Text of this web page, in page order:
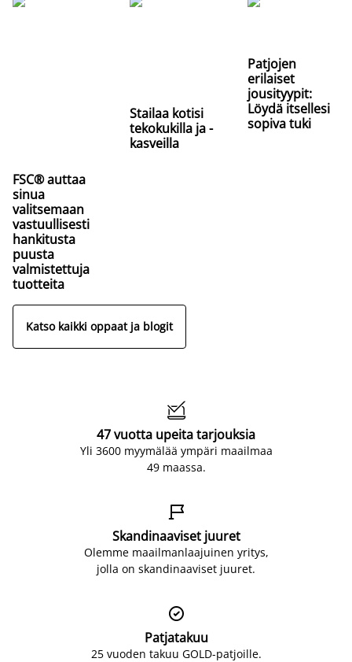
FSC® auttaa
sinua
valitsemaan
vastuullisesti
hankitusta
puusta
valmistettuja
tuotteita
Stailaa kotisi
tekokukilla ja -
kasveilla
Patjojen
erilaiset
jousityypit:
Löydä itsellesi
sopiva tuki
Katso kaikki oppaat ja blogit

47 vuotta upeita tarjouksia
Yli 3600 myymälää ympäri maailmaa
49 maassa.

Skandinaaviset juuret
Olemme maailmanlaajuinen yritys,
jolla on skandinaaviset juuret.

Patjatakuu
25 vuoden takuu GOLD-patjoille.